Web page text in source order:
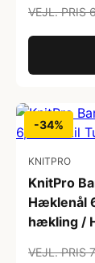
VEJL. PRIS
-34%
KNITPRO
KnitPro
Hæklenål
hækling /
VEJL. PRIS